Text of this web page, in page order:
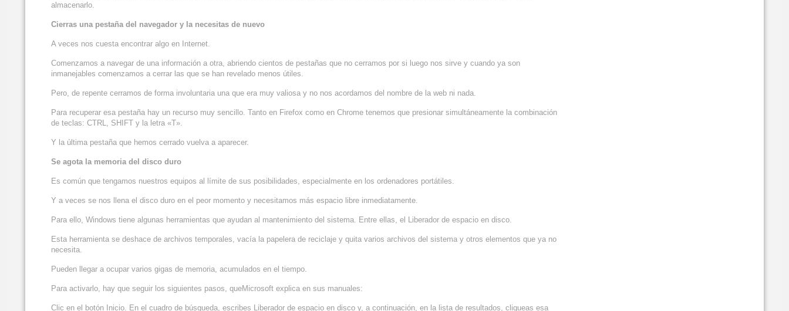
almacenarlo.
Cierras una pestaña del navegador y la necesitas de nuevo
A veces nos cuesta encontrar algo en Internet.
Comenzamos a navegar de una información a otra, abriendo cientos de pestañas que no cerramos por si luego nos sirve y cuando ya son
inmanejables comenzamos a cerrar las que se han revelado menos útiles.
Pero, de repente cerramos de forma involuntaria una que era muy valiosa y no nos acordamos del nombre de la web ni nada.
Para recuperar esa pestaña hay un recurso muy sencillo. Tanto en Firefox como en Chrome tenemos que presionar simultáneamente la combinación
de teclas: CTRL, SHIFT y la letra «T».
Y la última pestaña que hemos cerrado vuelva a aparecer.
Se agota la memoria del disco duro
Es común que tengamos nuestros equipos al límite de sus posibilidades, especialmente en los ordenadores portátiles.
Y a veces se nos llena el disco duro en el peor momento y necesitamos más espacio libre inmediatamente.
Para ello, Windows tiene algunas herramientas que ayudan al mantenimiento del sistema. Entre ellas, el Liberador de espacio en disco.
Esta herramienta se deshace de archivos temporales, vacía la papelera de reciclaje y quita varios archivos del sistema y otros elementos que ya no
necesita.
Pueden llegar a ocupar varios gigas de memoria, acumulados en el tiempo.
Para activarlo, hay que seguir los siguientes pasos, queMicrosoft explica en sus manuales:
Clic en el botón Inicio. En el cuadro de búsqueda, escribes Liberador de espacio en disco y, a continuación, en la lista de resultados, cliqueas esa